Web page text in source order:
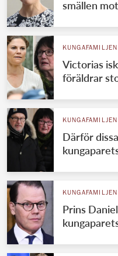
smällen
KUNGAFAMILJEN
Victorias
föräldrar
KUNGAFAMILJEN
Därför
KUNGAFAMILJEN
Prins